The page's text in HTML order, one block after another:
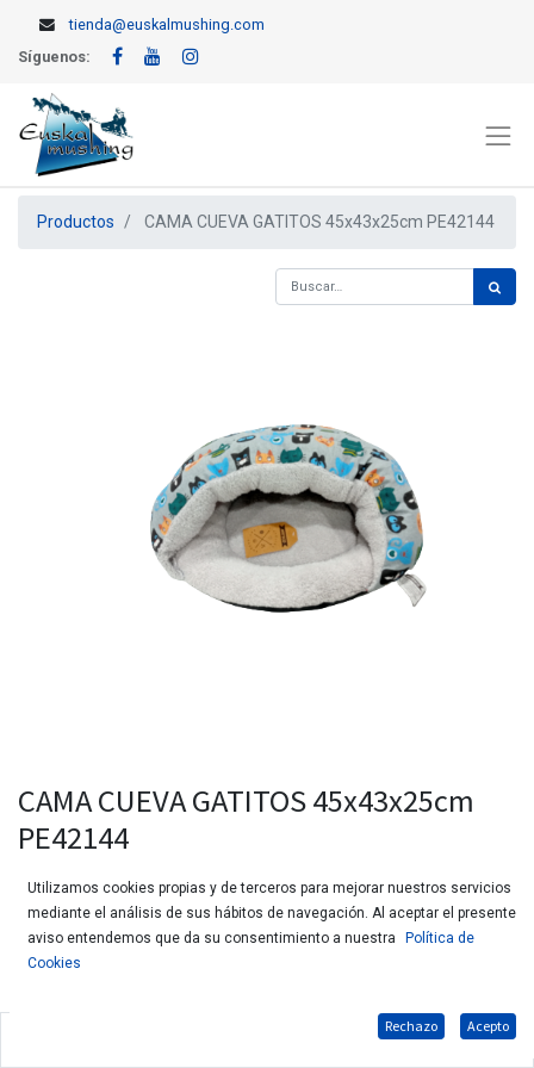
tienda@euskalmushing.com
Síguenos:
Productos CAMA CUEVA GATITOS 45x43x25cm PE42144
CAMA CUEVA GATITOS 45x43x25cm
PE42144
Utilizamos cookies propias y de terceros para mejorar nuestros servicios
mediante el análisis de sus hábitos de navegación. Al aceptar el presente
aviso entendemos que da su consentimiento a nuestra
Política de
Cookies
Rechazo Acepto